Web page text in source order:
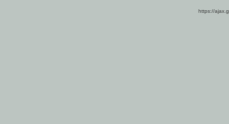
https://